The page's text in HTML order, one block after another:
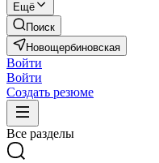
Ещё
Поиск
Новощербиновская
Войти
Войти
Создать резюме
Все разделы